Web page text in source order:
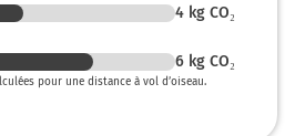
4 kg CO₂
6 kg CO₂
pour une distance à vol d’oiseau.